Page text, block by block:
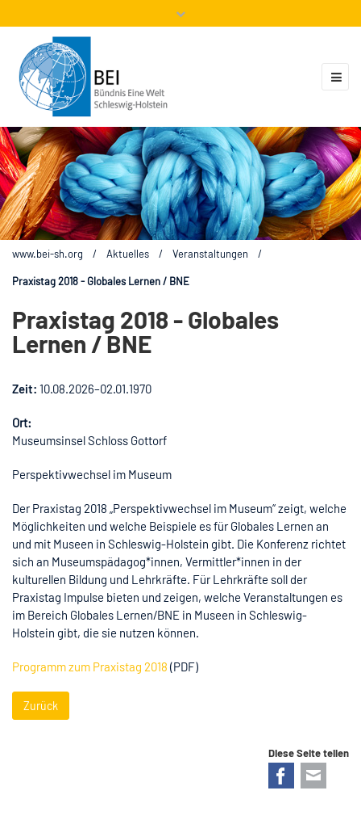
Mitglieder
www.bei-sh.org / Aktuelles / Veranstaltungen /
Praxistag 2018 - Globales Lernen / BNE
Praxistag 2018 - Globales
Lernen / BNE
Zeit: 10.08.2026–02.01.1970
Ort:
Museumsinsel Schloss Gottorf
Perspektivwechsel im Museum
Der Praxistag 2018 „Perspektivwechsel im Museum“ zeigt, welche
Möglichkeiten und welche Beispiele es für Globales Lernen an
und mit Museen in Schleswig-Holstein gibt. Die Konferenz richtet
sich an Museumspädagog*innen, Vermittler*innen in der
kulturellen Bildung und Lehrkräfte. Für Lehrkräfte soll der
Praxistag Impulse bieten und zeigen, welche Veranstaltungen es
im Bereich Globales Lernen/BNE in Museen in Schleswig-
Holstein gibt, die sie nutzen können.
Programm zum Praxistag 2018 (PDF)
Zurück
Diese Seite teilen
Facebook